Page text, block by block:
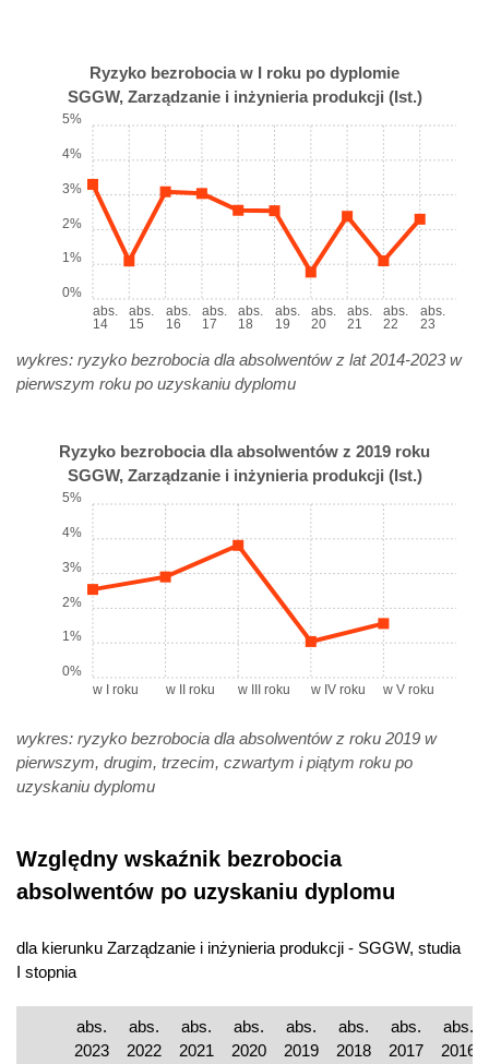
Ryzyko bezrobocia w I roku po dyplomie
SGGW, Zarządzanie i inżynieria produkcji (Ist.)
abs.
14
abs.
15
abs.
16
abs.
17
abs.
18
abs.
19
abs.
20
abs.
21
abs.
22
abs.
23
0%
1%
2%
3%
4%
5%
wykres: ryzyko bezrobocia dla absolwentów z lat 2014-2023 w
pierwszym roku po uzyskaniu dyplomu
Ryzyko bezrobocia dla absolwentów z 2019 roku
SGGW, Zarządzanie i inżynieria produkcji (Ist.)
w I roku w II roku w III roku w IV roku w V roku
0%
1%
2%
3%
4%
5%
wykres: ryzyko bezrobocia dla absolwentów z roku 2019 w
pierwszym, drugim, trzecim, czwartym i piątym roku po
uzyskaniu dyplomu
Względny wskaźnik bezrobocia
absolwentów po uzyskaniu dyplomu
dla kierunku Zarządzanie i inżynieria produkcji - SGGW, studia
I stopnia
abs.
2023
abs.
2022
abs.
2021
abs.
2020
abs.
2019
abs.
2018
abs.
2017
abs.
2016